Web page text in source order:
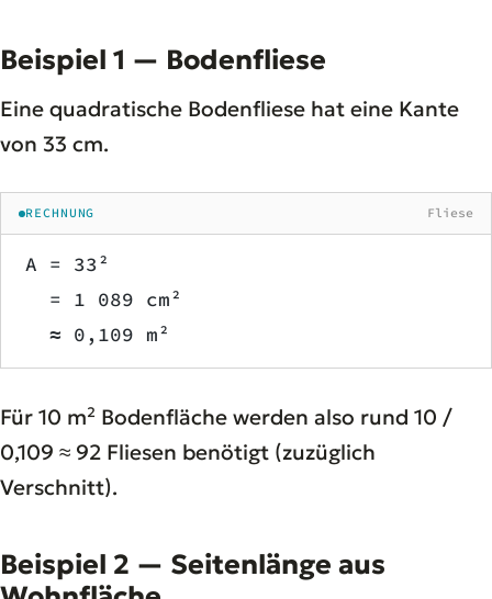
Beispiel 1 — Bodenfliese
Eine quadratische Bodenfliese hat eine Kante
von 33 cm.
RECHNUNG Fliese
A = 33²
  = 1 089 cm²
  ≈ 0,109 m²
Für 10 m² Bodenfläche werden also rund 10 /
0,109 ≈ 92 Fliesen benötigt (zuzüglich
Verschnitt).
Beispiel 2 — Seitenlänge aus